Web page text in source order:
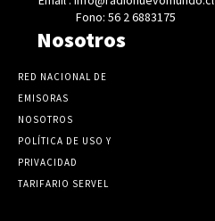
Fono: 56 2 6883175
Nosotros
RED NACIONAL DE
EMISORAS
NOSOTROS
POLÍTICA DE USO Y
PRIVACIDAD
TARIFARIO SERVEL